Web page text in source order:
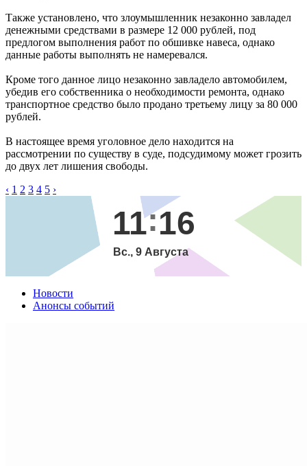
Также установлено, что злоумышленник незаконно завладел
денежными средствами в размере 12 000 рублей, под
предлогом выполнения работ по обшивке навеса, однако
данные работы выполнять не намеревался.
Кроме того данное лицо незаконно завладело автомобилем,
убедив его собственника о необходимости ремонта, однако
транспортное средство было продано третьему лицу за 80 000
рублей.
В настоящее время уголовное дело находится на
рассмотрении по существу в суде, подсудимому может грозить
до двух лет лишения свободы.
‹ 1 2 3 4 5 ›
11 16
Вс., 9 Августа
Новости
Анонсы событий